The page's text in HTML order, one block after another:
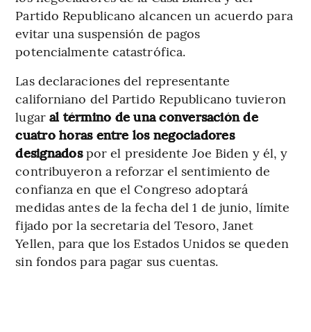
Partido Republicano alcancen un acuerdo para
evitar una suspensión de pagos
potencialmente catastrófica.
Las declaraciones del representante
californiano del Partido Republicano tuvieron
lugar al término de una conversación de
cuatro horas entre los negociadores
designadospor el presidente Joe Biden y él, y
contribuyeron a reforzar el sentimiento de
confianza en que el Congreso adoptará
medidas antes de la fecha del 1 de junio, límite
fijado por la secretaria del Tesoro, Janet
Yellen, para que los Estados Unidos se queden
sin fondos para pagar sus cuentas.